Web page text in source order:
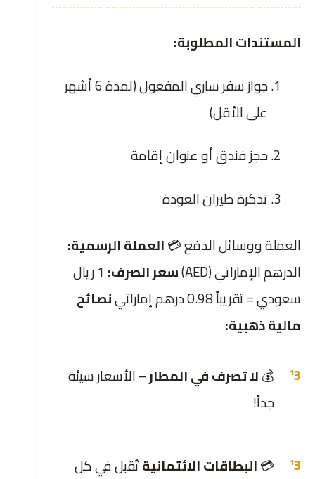
المستندات المطلوبة:
جواز سفر ساري المفعول (لمدة 6 أشهر
على الأقل)
حجز فندق أو عنوان إقامة
تذكرة طيران العودة
العملة ووسائل الدفع 💳العملة الرسمية:
الدرهم الإماراتي (AED)
سعر الصرف: 1 ريال
سعودي = تقريباً 0.98 درهم إماراتي
نصائح
مالية ذهبية:
💰لا تصرف في المطار– الأسعار سيئة
جداً!
💳البطاقات الائتمانيةتُقبل في كل